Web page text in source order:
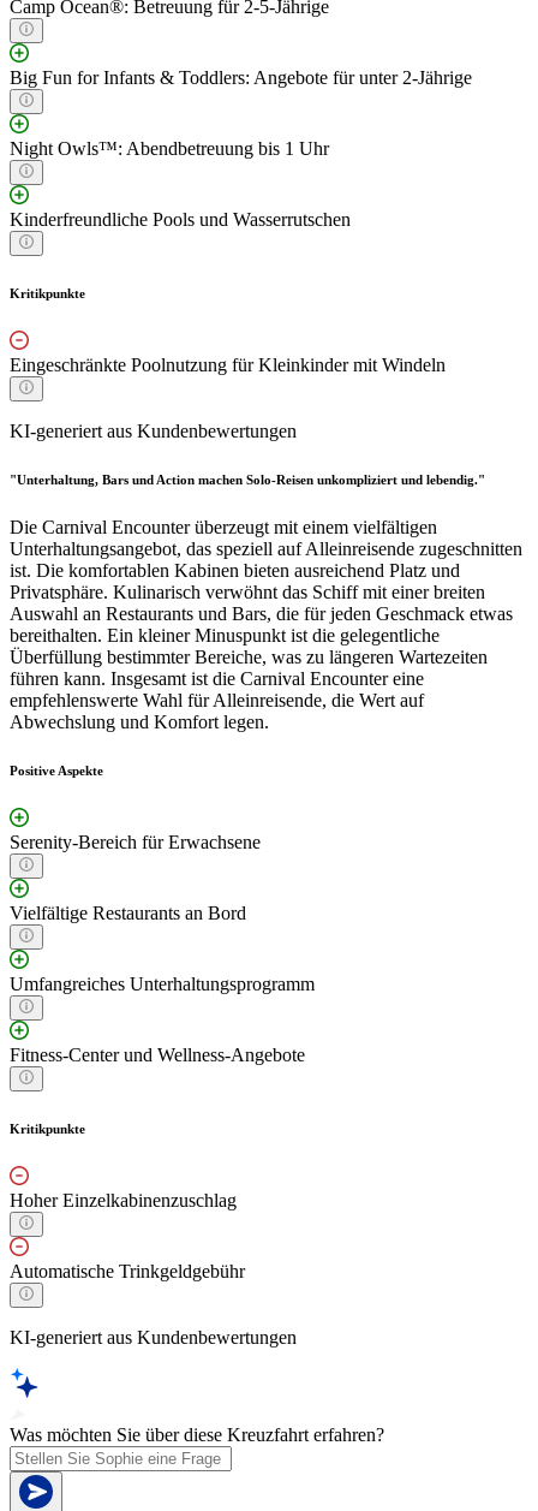
Camp Ocean®: Betreuung für 2-5-Jährige
Big Fun for Infants & Toddlers: Angebote für unter 2-Jährige
Night Owls™: Abendbetreuung bis 1 Uhr
Kinderfreundliche Pools und Wasserrutschen
Kritikpunkte
Eingeschränkte Poolnutzung für Kleinkinder mit Windeln
KI-generiert aus Kundenbewertungen
"Unterhaltung, Bars und Action machen Solo-Reisen unkompliziert und lebendig."
Die Carnival Encounter überzeugt mit einem vielfältigen
Unterhaltungsangebot, das speziell auf Alleinreisende zugeschnitten
ist. Die komfortablen Kabinen bieten ausreichend Platz und
Privatsphäre. Kulinarisch verwöhnt das Schiff mit einer breiten
Auswahl an Restaurants und Bars, die für jeden Geschmack etwas
bereithalten. Ein kleiner Minuspunkt ist die gelegentliche
Überfüllung bestimmter Bereiche, was zu längeren Wartezeiten
führen kann. Insgesamt ist die Carnival Encounter eine
empfehlenswerte Wahl für Alleinreisende, die Wert auf
Abwechslung und Komfort legen.
Positive Aspekte
Serenity-Bereich für Erwachsene
Vielfältige Restaurants an Bord
Umfangreiches Unterhaltungsprogramm
Fitness-Center und Wellness-Angebote
Kritikpunkte
Hoher Einzelkabinenzuschlag
Automatische Trinkgeldgebühr
KI-generiert aus Kundenbewertungen
Was möchten Sie über diese Kreuzfahrt erfahren?